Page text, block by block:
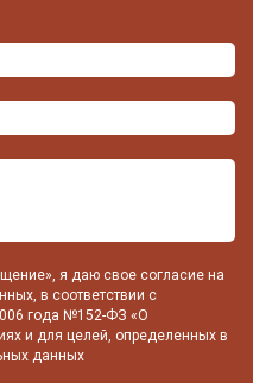
я даю свое согласие на
в соответствии с
года №152-ФЗ «О
и для целей, определенных в
данных